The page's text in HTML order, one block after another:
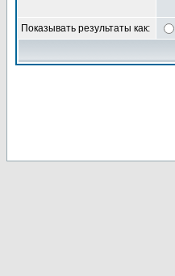
Показывать результаты как: